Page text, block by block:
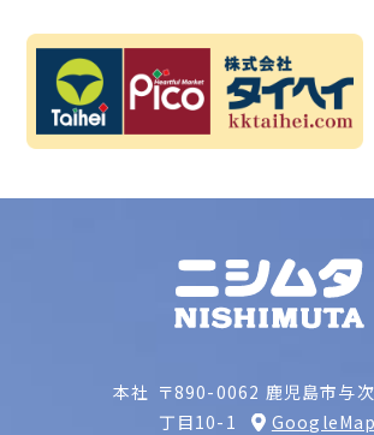
本社 〒890-0062 鹿児島市与
丁目10-1
GoogleMap